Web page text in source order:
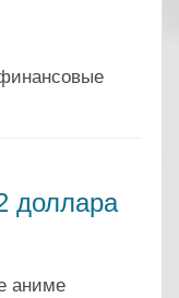
доллара
аниме